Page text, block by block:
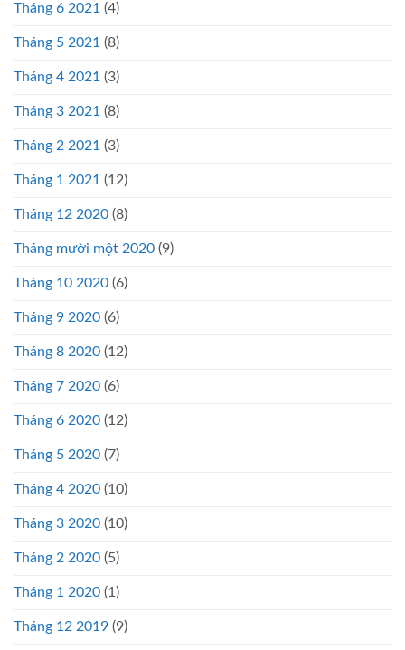
Tháng 6 2021 (4)
Tháng 5 2021 (8)
Tháng 4 2021 (3)
Tháng 3 2021 (8)
Tháng 2 2021 (3)
Tháng 1 2021 (12)
Tháng 12 2020 (8)
Tháng mười một 2020 (9)
Tháng 10 2020 (6)
Tháng 9 2020 (6)
Tháng 8 2020 (12)
Tháng 7 2020 (6)
Tháng 6 2020 (12)
Tháng 5 2020 (7)
Tháng 4 2020 (10)
Tháng 3 2020 (10)
Tháng 2 2020 (5)
Tháng 1 2020 (1)
Tháng 12 2019 (9)